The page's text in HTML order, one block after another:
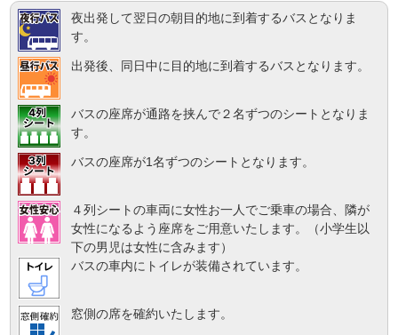
夜出発して翌日の朝目的地に到着するバスとなりま
す。
出発後、同日中に目的地に到着するバスとなります。
バスの座席が通路を挟んで２名ずつのシートとなりま
す。
バスの座席が1名ずつのシートとなります。
４列シートの車両に女性お一人でご乗車の場合、隣が
女性になるよう座席をご用意いたします。（小学生以
下の男児は女性に含みます）
バスの車内にトイレが装備されています。
窓側の席を確約いたします。